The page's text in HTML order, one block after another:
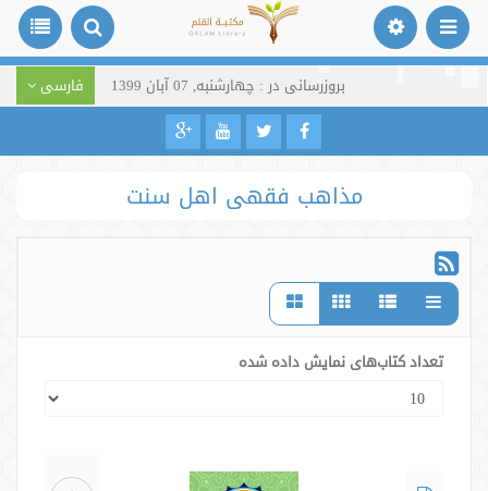
بروزرسانی در : چهارشنبه, 07 آبان 1399 فارسی
مذاهب فقهی اهل سنت
تعداد کتاب‌های نمایش داده شده